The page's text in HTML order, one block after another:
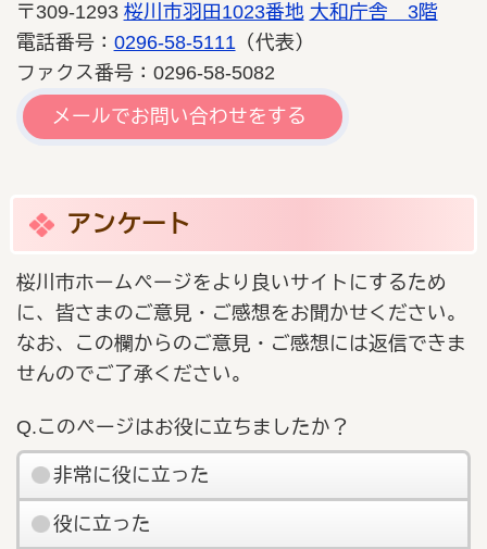
〒309-1293 桜川市羽田1023番地 大和庁舎 3階
電話番号： 0296-58-5111 （代表）
ファクス番号：0296-58-5082
メールでお問い合わせをする
アンケート
桜川市ホームページをより良いサイトにするため
に、皆さまのご意見・ご感想をお聞かせください。
なお、この欄からのご意見・ご感想には返信できま
せんのでご了承ください。
Q.このページはお役に立ちましたか？
非常に役に立った
役に立った